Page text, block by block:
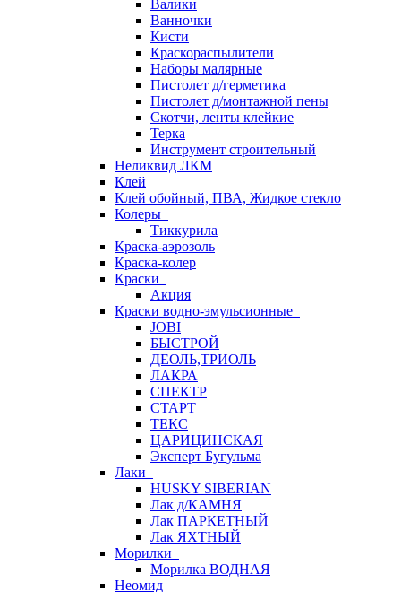
Валики
Ванночки
Кисти
Краскораспылители
Наборы малярные
Пистолет д/герметика
Пистолет д/монтажной пены
Скотчи, ленты клейкие
Терка
Инструмент строительный
Неликвид ЛКМ
Клей
Клей обойный, ПВА, Жидкое стекло
Колеры
Тиккурила
Краска-аэрозоль
Краска-колер
Краски
Акция
Краски водно-эмульсионные
JOBI
БЫСТРОЙ
ДЕОЛЬ,ТРИОЛЬ
ЛАКРА
СПЕКТР
СТАРТ
ТЕКС
ЦАРИЦИНСКАЯ
Эксперт Бугульма
Лаки
HUSKY SIBERIAN
Лак д/КАМНЯ
Лак ПАРКЕТНЫЙ
Лак ЯХТНЫЙ
Морилки
Морилка ВОДНАЯ
Неомид